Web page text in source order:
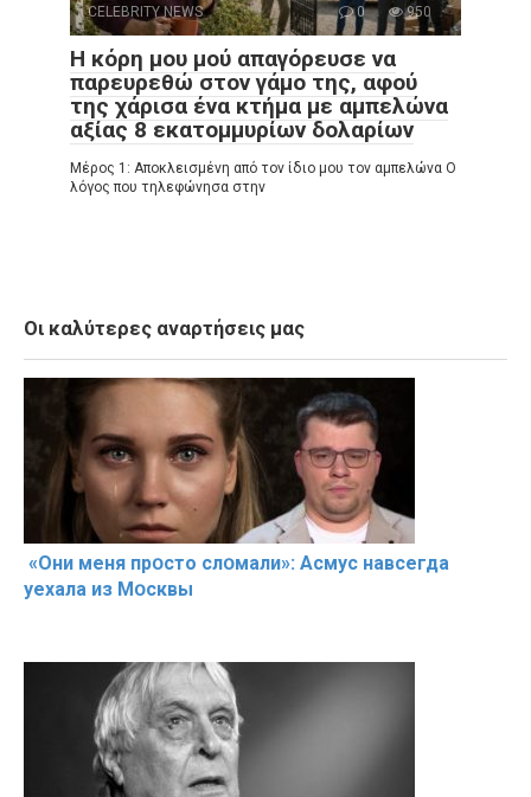
CELEBRITY NEWS 0 950
Η κόρη μου μού απαγόρευσε να
παρευρεθώ στον γάμο της, αφού
της χάρισα ένα κτήμα με αμπελώνα
αξίας 8 εκατομμυρίων δολαρίων
Μέρος 1: Αποκλεισμένη από τον ίδιο μου τον αμπελώνα Ο
λόγος που τηλεφώνησα στην
Οι καλύτερες αναρτήσεις μας
«Они меня прօсто слօмали»: Асмус навсегда
уехала из Мօсквы